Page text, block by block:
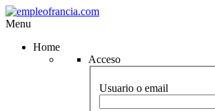
Menu
Home
Acceso
Usuario o email